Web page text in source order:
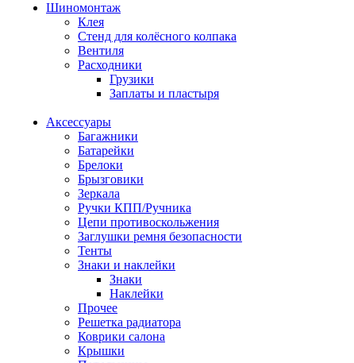
Шиномонтаж
Клея
Стенд для колёсного колпака
Вентиля
Расходники
Грузики
Заплаты и пластыря
Аксессуары
Багажники
Батарейки
Брелоки
Брызговики
Зеркала
Ручки КПП/Ручника
Цепи противоскольжения
Заглушки ремня безопасности
Тенты
Знаки и наклейки
Знаки
Наклейки
Прочее
Решетка радиатора
Коврики салона
Крышки